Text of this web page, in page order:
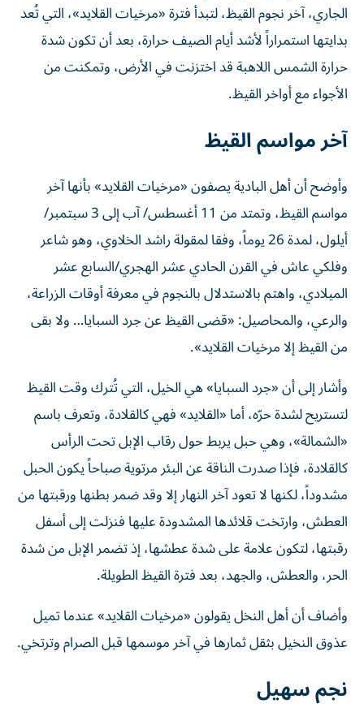
الجاري، آخر نجوم القيظ، لتبدأ فترة «مرخيات القلايد»، التي تُعد
بدايتها استمراراً لأشد أيام الصيف حرارة، بعد أن تكون شدة
حرارة الشمس اللاهبة قد اختزنت في الأرض، وتمكنت من
الأجواء مع أواخر القيظ.
آخر مواسم القيظ
وأوضح أن أهل البادية يصفون «مرخيات القلايد» بأنها آخر
مواسم القيظ، وتمتد من 11 أغسطس/ آب إلى 3 سبتمبر/
أيلول، لمدة 26 يوماً، وفقا لمقولة راشد الخلاوي، وهو شاعر
وفلكي عاش في القرن الحادي عشر الهجري/السابع عشر
الميلادي، واهتم بالاستدلال بالنجوم في معرفة أوقات الزراعة،
والرعي، والمحاصيل: «قضى القيظ عن جرد السبايا… ولا بقى
من القيظ إلا مرخيات القلايد».
وأشار إلى أن «جرد السبايا» هي الخيل، التي تُترك وقت القيظ
لتستريح لشدة حرّه، أما «القلايد» فهي كالقلادة، وتعرف باسم
«الشمالة»، وهي حبل يربط حول رقاب الإبل تحت الرأس
كالقلادة، فإذا صدرت الناقة عن البئر مرتوية صباحاً يكون الحبل
مشدوداً، لكنها لا تعود آخر النهار إلا وقد ضمر بطنها ورقبتها من
العطش، وارتخت قلائدها المشدودة عليها فنزلت إلى أسفل
رقبتها، لتكون علامة على شدة عطشها، إذ تضمر الإبل من شدة
الحر، والعطش، والجهد، بعد فترة القيظ الطويلة.
وأضاف أن أهل النخل يقولون «مرخيات القلايد» عندما تميل
عذوق النخيل بثقل ثمارها في آخر موسمها قبل الصرام وترتخي.
نجم سهيل